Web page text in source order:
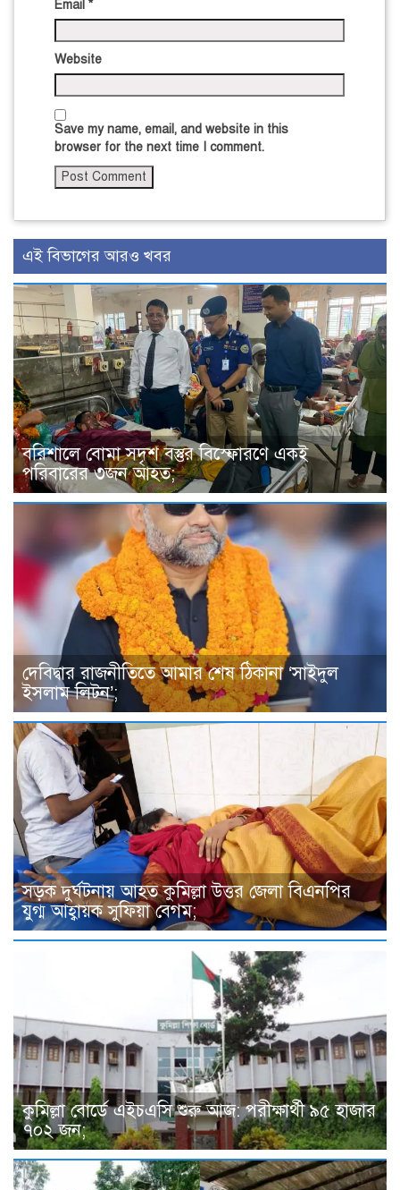
Email *
Website
Save my name, email, and website in this
browser for the next time I comment.
এই বিভাগের আরও খবর
বরিশালে বোমা সদৃশ বস্তুর বিস্ফোরণে একই
পরিবারের ৩জন আহত;
দেবিদ্বার রাজনীতিতে আমার শেষ ঠিকানা ‘সাইদুল
ইসলাম লিটন’;
সড়ক দুর্ঘটনায় আহত কুমিল্লা উত্তর জেলা বিএনপির
যুগ্ম আহ্বায়ক সুফিয়া বেগম;
কুমিল্লা বোর্ডে এইচএসি শুরু আজ: পরীক্ষার্থী ৯৫ হাজার
৭০২ জন;